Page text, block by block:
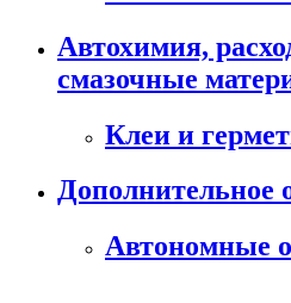
Автохимия,
смазочные
Клеи и
Дополнительное
Автономные